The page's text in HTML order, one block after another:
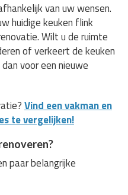
van uw wensen.
huidige keuken flink
Wilt u de ruimte
of verkeert de keuken
voor een nieuwe
Vind een vakman en
te vergelijken!
paar belangrijke